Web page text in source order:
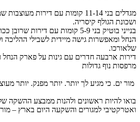
מגדלים בני 11-14 קומות עם דירות
ושכונת הגולף קיסריה.
בנייני בוטיק בני 5-9 קומות עם
הנחל ומאפשרות גישה מיידית לשבילי ההליכה
שלאורכו.
דירות ארבעה חדרים עם גינות על פארק הנחל
מרפסות נוף גדולות
מור ים. כי מגיע לך יותר. יותר מפנק. יותר
בואו להיות ראשונים ולהנות ממבצע ההשקה
ואטרקטיבי למגורים והשקעה היום בארץ –